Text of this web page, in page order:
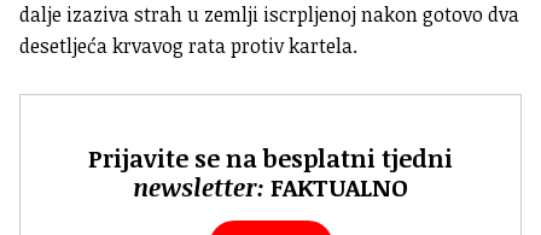
dalje izaziva strah u zemlji iscrpljenoj nakon gotovo dva
desetljeća krvavog rata protiv kartela.
Prijavite se na besplatni tjedni
newsletter: FAKTUALNO